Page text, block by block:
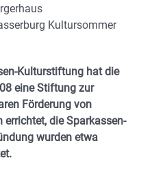
Kultursommer
Kulturstiftung hat die
eine Stiftung zur
Förderung von
die Sparkassen-
wurden etwa